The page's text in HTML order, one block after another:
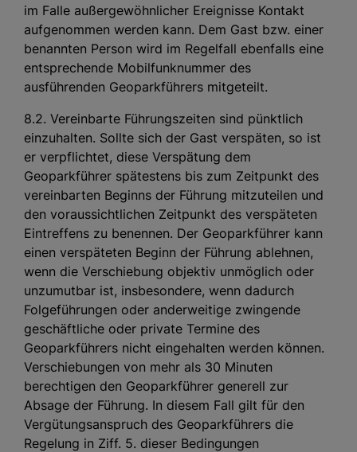
im Falle außergewöhnlicher Ereignisse Kontakt
aufgenommen werden kann. Dem Gast bzw. einer
benannten Person wird im Regelfall ebenfalls eine
entsprechende Mobilfunknummer des
ausführenden Geoparkführers mitgeteilt.
8.2. Vereinbarte Führungszeiten sind pünktlich
einzuhalten. Sollte sich der Gast verspäten, so ist
er verpflichtet, diese Verspätung dem
Geoparkführer spätestens bis zum Zeitpunkt des
vereinbarten Beginns der Führung mitzuteilen und
den voraussichtlichen Zeitpunkt des verspäteten
Eintreffens zu benennen. Der Geoparkführer kann
einen verspäteten Beginn der Führung ablehnen,
wenn die Verschiebung objektiv unmöglich oder
unzumutbar ist, insbesondere, wenn dadurch
Folgeführungen oder anderweitige zwingende
geschäftliche oder private Termine des
Geoparkführers nicht eingehalten werden können.
Verschiebungen von mehr als 30 Minuten
berechtigen den Geoparkführer generell zur
Absage der Führung. In diesem Fall gilt für den
Vergütungsanspruch des Geoparkführers die
Regelung in Ziff. 5. dieser Bedingungen